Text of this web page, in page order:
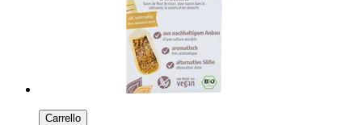
Carrello